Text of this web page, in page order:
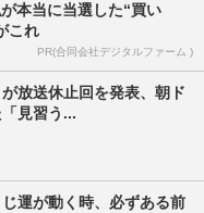
本当に当選した“買い
これ
PR(合同会社デジタルファーム )
放送休止回を発表、朝ド
見習う...
運が動く時、必ずある前